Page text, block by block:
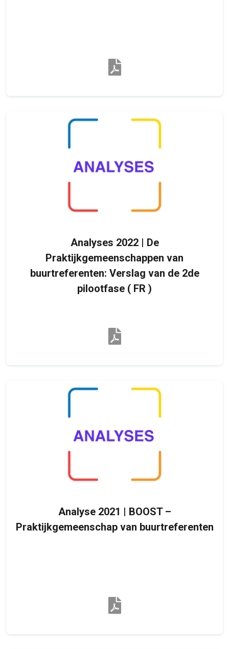
Analyses 2022 | De
Praktijkgemeenschappen van
buurtreferenten: Verslag van de 2de
pilootfase ( FR )
Analyse 2021 | BOOST –
Praktijkgemeenschap van buurtreferenten